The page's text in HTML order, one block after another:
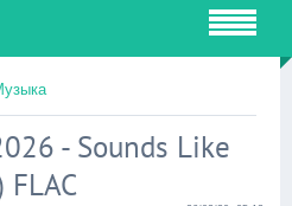
- Sounds Like